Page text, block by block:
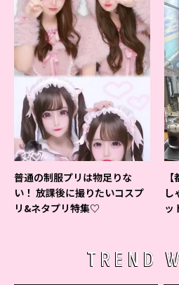
普通の制服プリは物足りな
い！ 放課後に撮りたいコスプ
リ&ネタプリ特集♡
し
ッ
TREND